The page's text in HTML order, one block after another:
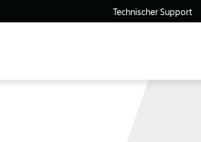
Technischer Support